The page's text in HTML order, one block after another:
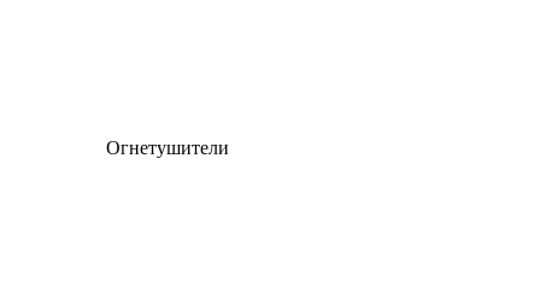
Огнетушители